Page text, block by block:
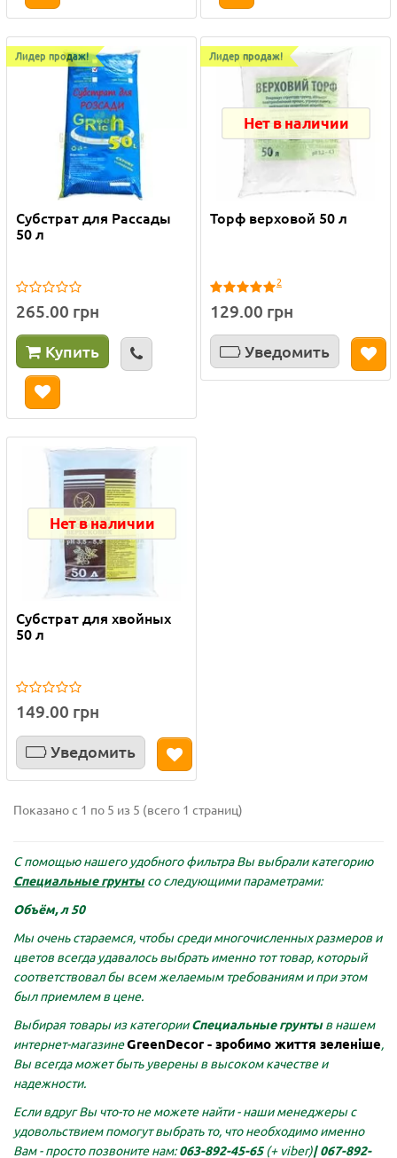
Лидер продаж!
Субстрат для Рассады
50 л
265.00 грн
Купить
Лидер продаж!
Нет в наличии
Торф верховой 50 л
2
129.00 грн
Уведомить
Нет в наличии
Субстрат для хвойных
50 л
149.00 грн
Уведомить
Показано с 1 по 5 из 5 (всего 1 страниц)
С помощью нашего удобного фильтра Вы выбрали категорию
Специальные грунтысо следующими параметрами:
Объём, л 50
Мы очень стараемся, чтобы среди многочисленных размеров и
цветов всегда удавалось выбрать именно тот товар, который
соответствовал бы всем желаемым требованиям и при этом
был приемлем в цене.
Выбирая товары из категорииСпециальные грунтыв нашем
интернет-магазинеGreenDecor - зробимо життя зеленіше,
Вы всегда может быть уверены в высоком качестве и
надежности.
Если вдруг Вы что-то не можете найти - наши менеджеры с
удовольствием помогут выбрать то, что необходимо именно
Вам - просто позвоните нам:063-892-45-65(+ viber)|067-892-